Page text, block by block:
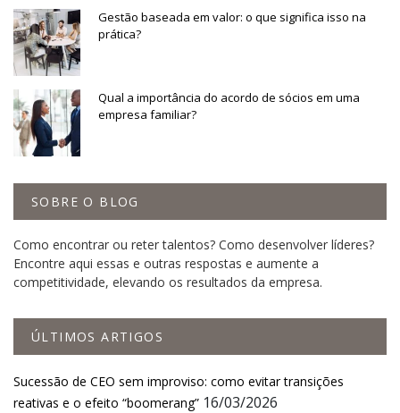
Gestão baseada em valor: o que significa isso na
prática?
Qual a importância do acordo de sócios em uma
empresa familiar?
SOBRE O BLOG
Como encontrar ou reter talentos? Como desenvolver líderes?
Encontre aqui essas e outras respostas e aumente a
competitividade, elevando os resultados da empresa.
ÚLTIMOS ARTIGOS
Sucessão de CEO sem improviso: como evitar transições
reativas e o efeito “boomerang” 16/03/2026